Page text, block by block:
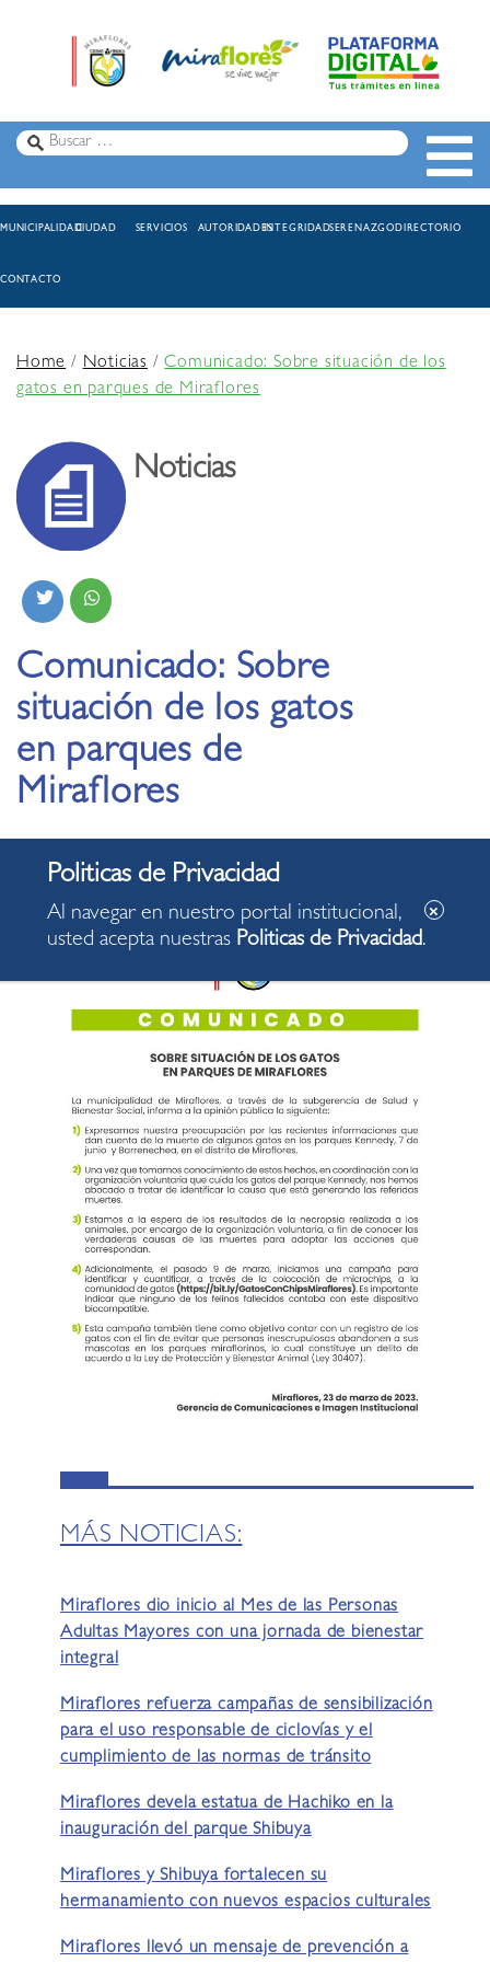
MUNICIPALIDADCIUDAD SERVICIOS AUTORIDADESINTEGRIDADSERENAZGODIRECTORIO
CONTACTO
Home/Noticias /Comunicado: Sobre situación de los
gatos en parques de Miraflores
Noticias
Comunicado: Sobre
situación de los gatos
en parques de
Miraflores
23.03.2023
MÁS NOTICIAS:
Miraflores dio inicio al Mes de las Personas
Adultas Mayores con una jornada de bienestar
integral
Miraflores refuerza campañas de sensibilización
para el uso responsable de ciclovías y el
cumplimiento de las normas de tránsito
Miraflores devela estatua de Hachiko en la
inauguración del parque Shibuya
Miraflores y Shibuya fortalecen su
hermanamiento con nuevos espacios culturales
Miraflores llevó un mensaje de prevención a
Al navegar en nuestro portal institucional,
usted acepta nuestras Politicas de Privacidad.